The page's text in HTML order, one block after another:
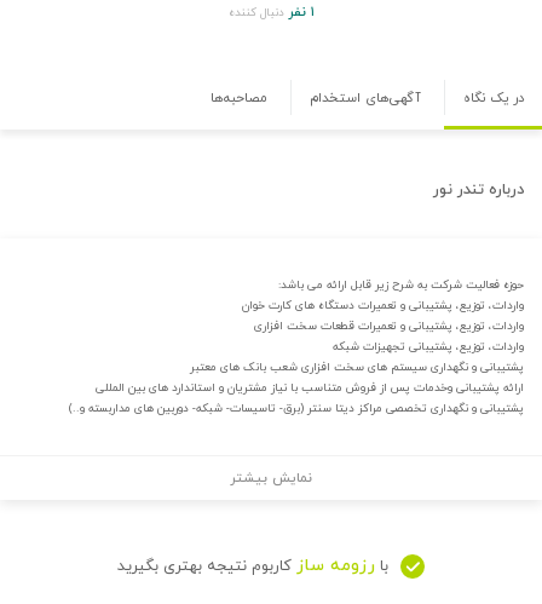
۱ نفر دنبال کننده
در یک نگاه آگهی‌های استخدام مصاحبه‌ها
درباره تندر نور
حوزه فعالیت شرکت به شرح زیر قابل ارائه می باشد:
واردات، توزیع، پشتیبانی و تعمیرات دستگاه های کارت خوان
واردات، توزیع، پشتیبانی و تعمیرات قطعات سخت افزاری
واردات، توزیع، پشتیبانی تجهیزات شبکه
پشتیبانی و نگهداری سیستم های سخت افزاری شعب بانک های معتبر
ارائه پشتیبانی وخدمات پس از فروش متناسب با نیاز مشتریان و استاندارد های بین المللی
پشتیبانی و نگهداری تخصصی مراکز دیتا سنتر (برق- تاسیسات- شبکه- دوربین های مداربسته و..)
نمایش بیشتر
با رزومه ساز کاربوم نتیجه بهتری بگیرید